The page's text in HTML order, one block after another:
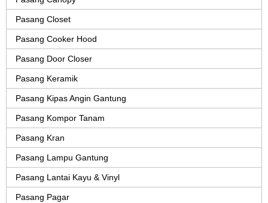
Pasang Closet
Pasang Cooker Hood
Pasang Door Closer
Pasang Keramik
Pasang Kipas Angin Gantung
Pasang Kompor Tanam
Pasang Kran
Pasang Lampu Gantung
Pasang Lantai Kayu & Vinyl
Pasang Pagar